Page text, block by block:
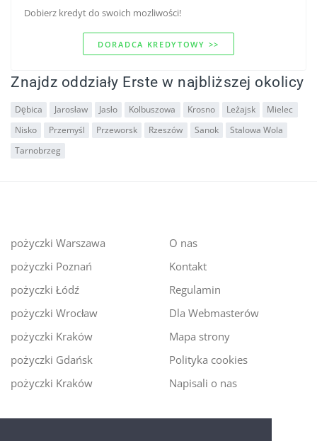
Dobierz kredyt do swoich mozliwości!
DORADCA KREDYTOWY >>
Znajdz oddziały Erste w najbliższej okolicy
Dębica Jarosław Jasło Kolbuszowa Krosno Leżajsk
Mielec
Nisko
Przemyśl Przeworsk Rzeszów Sanok
Stalowa Wola
Tarnobrzeg
pożyczki Warszawa
pożyczki Poznań
pożyczki Łódź
pożyczki Wrocław
pożyczki Kraków
pożyczki Gdańsk
pożyczki Kraków
O nas
Kontakt
Regulamin
Dla Webmasterów
Mapa strony
Polityka cookies
Napisali o nas